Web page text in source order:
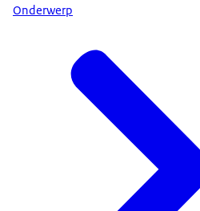
Onderwerp